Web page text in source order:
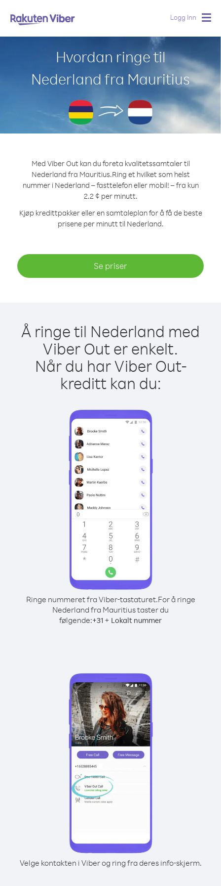
Logg Inn
Hvordan ringe til
Nederland fra Mauritius
Med Viber Out kan du foreta kvalitetssamtaler til
Nederland fra Mauritius.Ring et hvilket som helst
nummer i Nederland – fasttelefon eller mobil! – fra kun
2.2 ¢ per minutt.
Kjøp kredittpakker eller en samtaleplan for å få de beste
prisene per minutt til Nederland.
Se priser
Å ringe til Nederland med
Viber Out er enkelt.
Når du har Viber Out-
kreditt kan du:
Ringe nummeret fra Viber-tastaturet.For å ringe
Nederland fra Mauritius taster du
følgende:+31 + Lokalt nummer
Velge kontakten i Viber og ring fra deres info-skjerm.